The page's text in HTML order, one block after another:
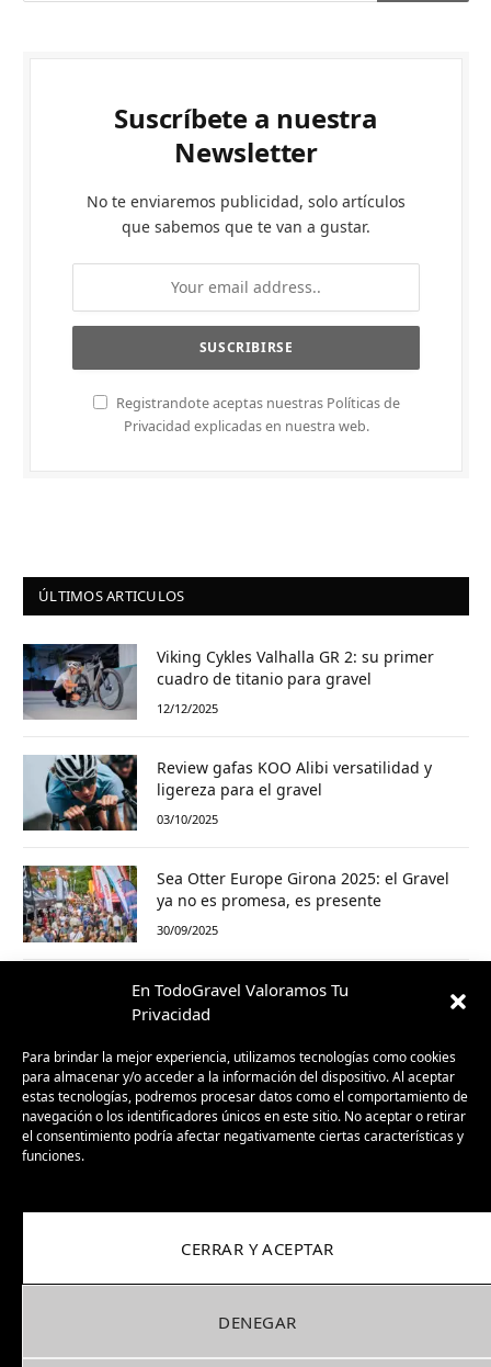
En TodoGravel Valoramos Tu
Privacidad
Para brindar la mejor experiencia, utilizamos tecnologías como cookies
para almacenar y/o acceder a la información del dispositivo. Al aceptar
estas tecnologías, podremos procesar datos como el comportamiento de
navegación o los identificadores únicos en este sitio. No aceptar o retirar
el consentimiento podría afectar negativamente ciertas características y
funciones.
CERRAR Y ACEPTAR
DENEGAR
Suscríbete a nuestra
Newsletter
No te enviaremos publicidad, solo artículos
que sabemos que te van a gustar.
Registrandote aceptas nuestras Políticas de
Privacidad explicadas en nuestra web.
ÚLTIMOS ARTICULOS
Viking Cykles Valhalla GR 2: su primer
cuadro de titanio para gravel
12/12/2025
Review gafas KOO Alibi versatilidad y
ligereza para el gravel
03/10/2025
Sea Otter Europe Girona 2025: el Gravel
ya no es promesa, es presente
30/09/2025
BH GravelX: la gravel diseñada para
perderte (y encontrar caminos nuevos)
(Twitter)